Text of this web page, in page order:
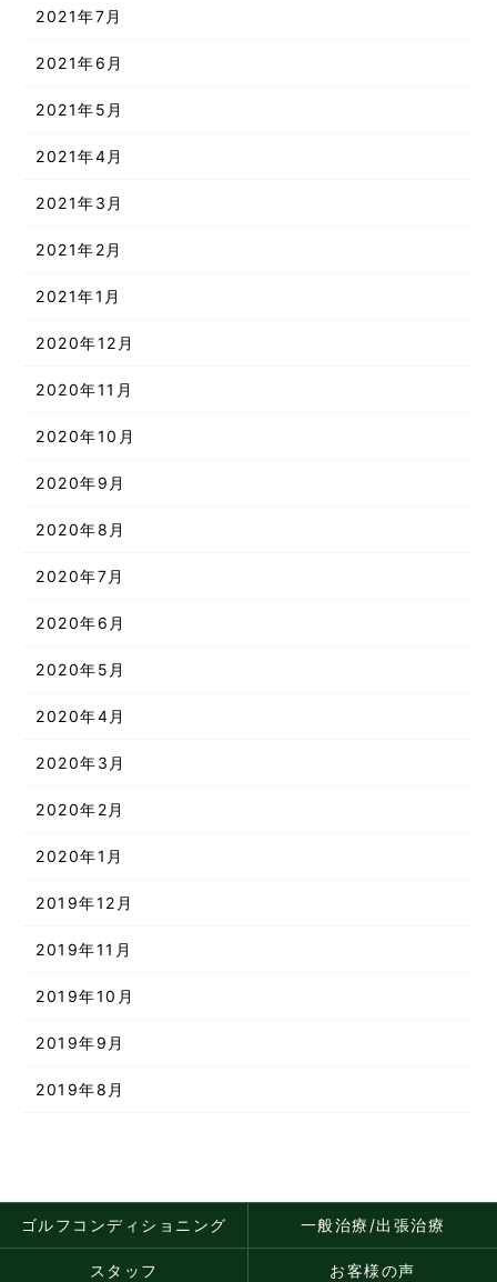
2021年7月
2021年6月
2021年5月
2021年4月
2021年3月
2021年2月
2021年1月
2020年12月
2020年11月
2020年10月
2020年9月
2020年8月
2020年7月
2020年6月
2020年5月
2020年4月
2020年3月
2020年2月
2020年1月
2019年12月
2019年11月
2019年10月
2019年9月
2019年8月
ゴルフコンディショニング 一般治療/出張治療
スタッフ お客様の声